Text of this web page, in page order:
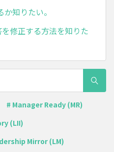
知りたい。
修正する方法を知りた
# Manager Ready (MR)
(LII)
Mirror (LM)